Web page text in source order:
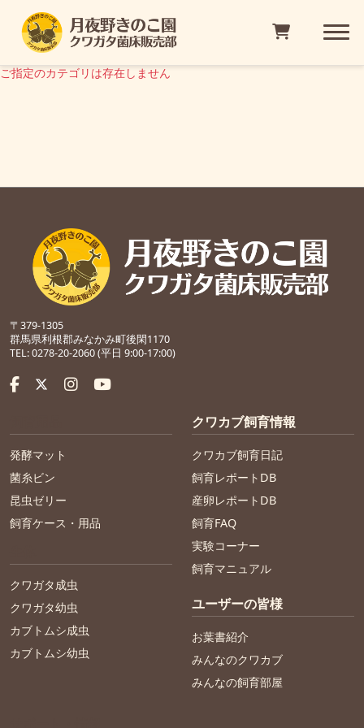
ご指定のカテゴリは存在しません
〒379-1305
群馬県利根郡みなかみ町後閑1170
TEL: 0278-20-2060 (平日 9:00-17:00)
発酵マット
菌糸ビン
昆虫ゼリー
飼育ケース・用品
クワガタ成虫
クワガタ幼虫
カブトムシ成虫
カブトムシ幼虫
クワカブ飼育情報
クワカブ飼育日記
飼育レポートDB
産卵レポートDB
飼育FAQ
実験コーナー
飼育マニュアル
ユーザーの皆様
お葉書紹介
みんなのクワカブ
みんなの飼育部屋